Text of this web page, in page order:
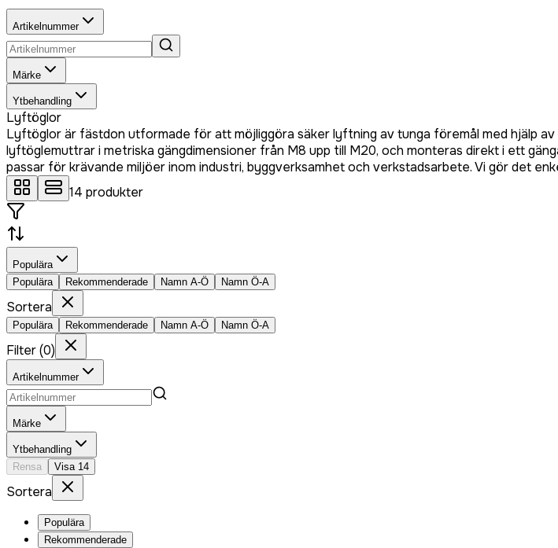
Artikelnummer
Märke
Ytbehandling
Lyftöglor
Lyftöglor är fästdon utformade för att möjliggöra säker lyftning av tunga föremål med hjälp
lyftöglemuttrar i metriska gängdimensioner från M8 upp till M20, och monteras direkt i ett
passar för krävande miljöer inom industri, byggverksamhet och verkstadsarbete. Vi gör det
14 produkter
Populära
Populära
Rekommenderade Namn A-Ö Namn Ö-A
Sortera
Populära Rekommenderade Namn A-Ö Namn Ö-A
Filter(0)
Artikelnummer
Märke
Ytbehandling
Rensa
Visa 14
Sortera
Populära
Rekommenderade